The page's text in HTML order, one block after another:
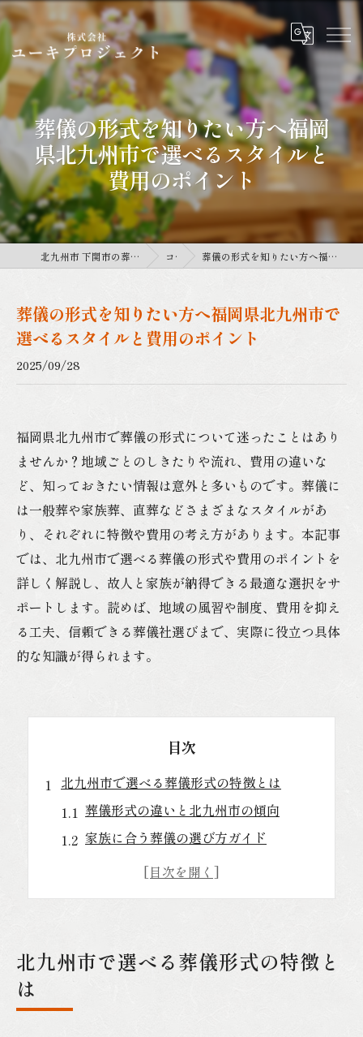
葬儀の形式を知りたい方へ福岡
県北九州市で選べるスタイルと
費用のポイント
北九州市 下関市の葬儀は株式会社ユーキプロジェクト コラム 葬儀の形式を知りたい方へ福岡県北九州市で選べるスタイルと費用のポイント
葬儀の形式を知りたい方へ福岡県北九州市で
選べるスタイルと費用のポイント
2025/09/28
福岡県北九州市で葬儀の形式について迷ったことはあり
ませんか？地域ごとのしきたりや流れ、費用の違いな
ど、知っておきたい情報は意外と多いものです。葬儀に
は一般葬や家族葬、直葬などさまざまなスタイルがあ
り、それぞれに特徴や費用の考え方があります。本記事
では、北九州市で選べる葬儀の形式や費用のポイントを
詳しく解説し、故人と家族が納得できる最適な選択をサ
ポートします。読めば、地域の風習や制度、費用を抑え
る工夫、信頼できる葬儀社選びまで、実際に役立つ具体
的な知識が得られます。
目次
北九州市で選べる葬儀形式の特徴とは
葬儀形式の違いと北九州市の傾向
家族に合う葬儀の選び方ガイド
北九州市の葬儀形式ごとの流れとは
家族葬や直葬を検討する際の注意点
家族葬選択時の葬儀費用の把握ポイント
北九州市で選べる葬儀形式の特徴と
は